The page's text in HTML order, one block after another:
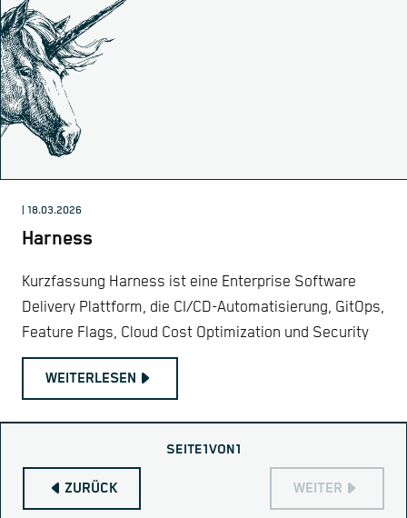
| 18.03.2026
Harness
Kurzfassung Harness ist eine Enterprise Software
Delivery Plattform, die CI/CD-Automatisierung, GitOps,
Feature Flags, Cloud Cost Optimization und Security
WEITERLESEN
ZURÜCK
SEITE1VON1
WEITER